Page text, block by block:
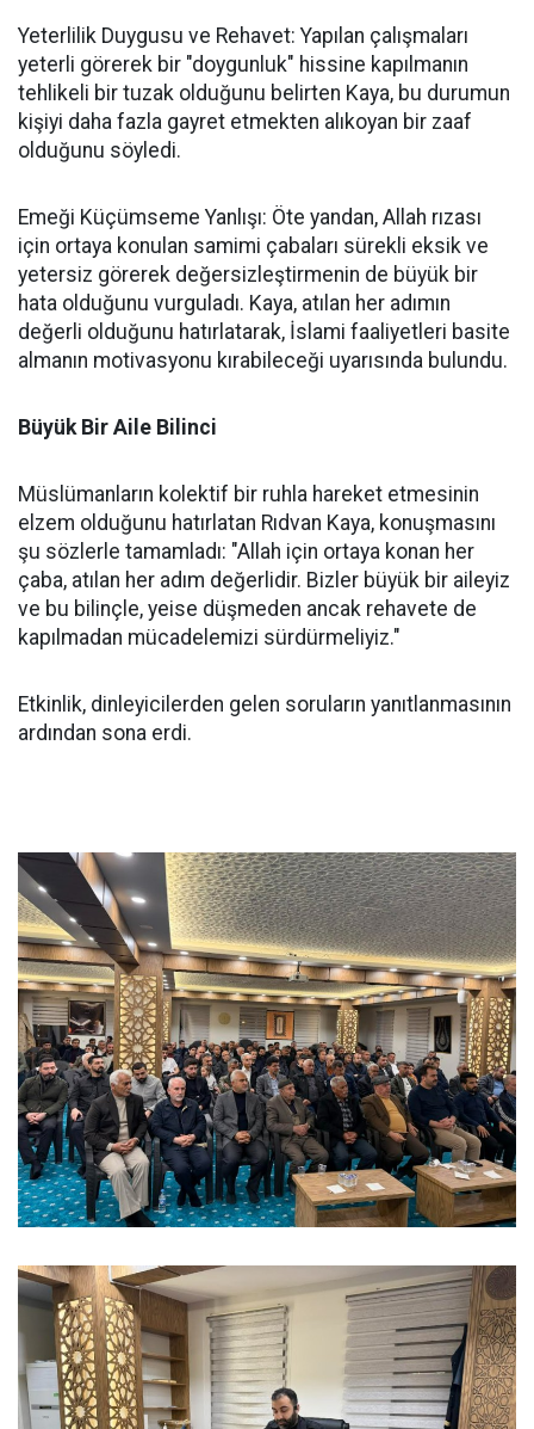
Yeterlilik Duygusu ve Rehavet: Yapılan çalışmaları
yeterli görerek bir "doygunluk" hissine kapılmanın
tehlikeli bir tuzak olduğunu belirten Kaya, bu durumun
kişiyi daha fazla gayret etmekten alıkoyan bir zaaf
olduğunu söyledi.
Emeği Küçümseme Yanlışı: Öte yandan, Allah rızası
için ortaya konulan samimi çabaları sürekli eksik ve
yetersiz görerek değersizleştirmenin de büyük bir
hata olduğunu vurguladı. Kaya, atılan her adımın
değerli olduğunu hatırlatarak, İslami faaliyetleri basite
almanın motivasyonu kırabileceği uyarısında bulundu.
Büyük Bir Aile Bilinci
Müslümanların kolektif bir ruhla hareket etmesinin
elzem olduğunu hatırlatan Rıdvan Kaya, konuşmasını
şu sözlerle tamamladı: "Allah için ortaya konan her
çaba, atılan her adım değerlidir. Bizler büyük bir aileyiz
ve bu bilinçle, yeise düşmeden ancak rehavete de
kapılmadan mücadelemizi sürdürmeliyiz."
Etkinlik, dinleyicilerden gelen soruların yanıtlanmasının
ardından sona erdi.